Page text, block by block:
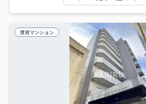
賃貸マンション